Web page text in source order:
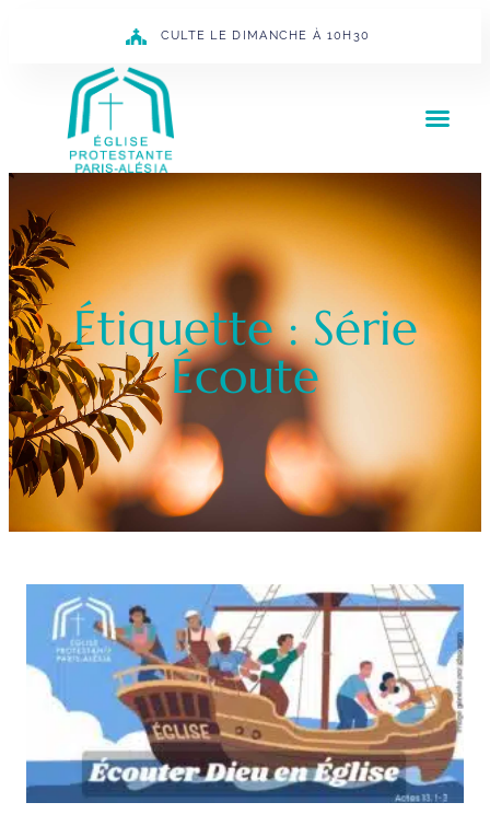
CULTE LE DIMANCHE À 10H30
Étiquette : Série
Écoute